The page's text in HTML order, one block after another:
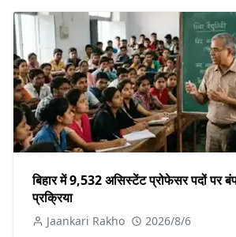
बिहार में 9,532 असिस्टेंट प्रोफेसर पदों पर
प्रक्रिया
Jaankari Rakho 2026/8/6